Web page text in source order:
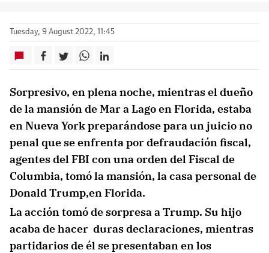
Tuesday, 9 August 2022, 11:45
Sorpresivo, en plena noche, mientras el dueño
de la mansión de Mar a Lago en Florida, estaba
en Nueva York preparándose para un juicio no
penal que se enfrenta por defraudación fiscal,
agentes del FBI con una orden del Fiscal de
Columbia, tomó la mansión, la casa personal de
Donald Trump,en Florida.
La acción tomó de sorpresa a Trump. Su hijo
acaba de hacer duras declaraciones, mientras
partidarios de él se presentaban en los